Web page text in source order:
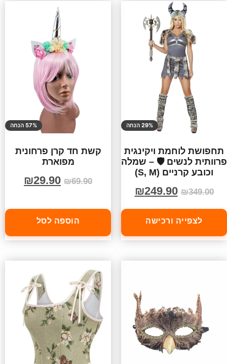
29% הנחה
תחפושת לוחמת ויקינגית
פרוותית לנשים 🛡️ – שמלה
וכובע קרניים (S, M)
₪349.00
₪249.90
לצפייה ורכישה
57% הנחה
קשת חד קרן פרחונית
מפוארת
₪69.90
₪29.90
הוספה לסל